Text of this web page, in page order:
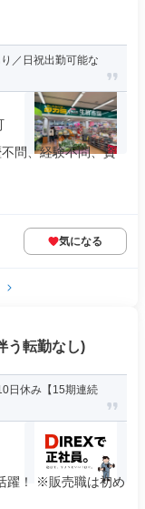
／日祝出勤可能な
問、経験不問、資
気になる
う転勤なし)
日休み【15期連続
躍！ ※販売職は初め